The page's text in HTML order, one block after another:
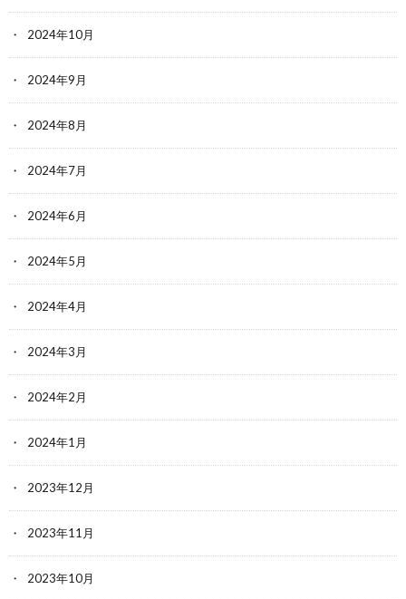
2024年10月
2024年9月
2024年8月
2024年7月
2024年6月
2024年5月
2024年4月
2024年3月
2024年2月
2024年1月
2023年12月
2023年11月
2023年10月